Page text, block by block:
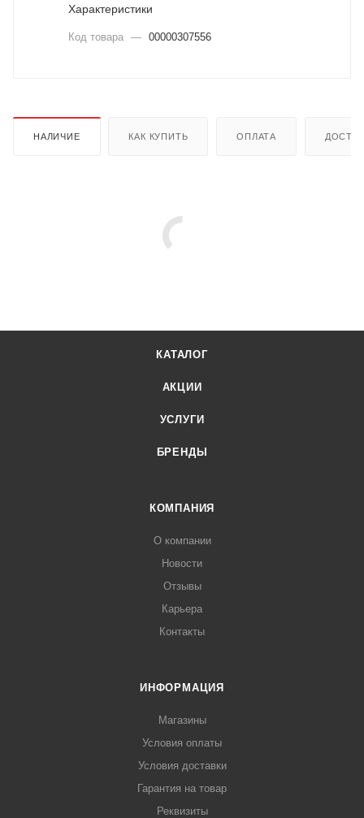
Характеристики
Код товара — 00000307556
НАЛИЧИЕ КАК КУПИТЬ ОПЛАТА
КАТАЛОГ
АКЦИИ
УСЛУГИ
БРЕНДЫ
КОМПАНИЯ
О компании
Новости
Отзывы
Карьера
Контакты
ИНФОРМАЦИЯ
Магазины
Условия оплаты
Условия доставки
Гарантия на товар
Реквизиты